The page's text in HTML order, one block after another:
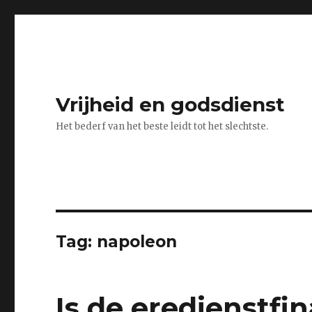
Vrijheid en godsdienst
Het bederf van het beste leidt tot het slechtste.
Tag: napoleon